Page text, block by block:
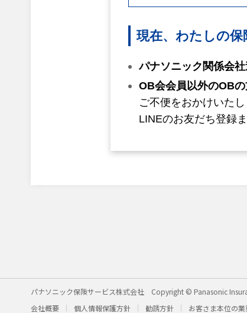
現在、わたしの
パナソニック関係会
OB会会員以外のOB
ご不便をおかけいた
LINEのお友だち登録
パナソニック保険サービス株式会社
Copyright © Panasonic
会社概要
個人情報保護方針 勧誘方針 お客さま本位の